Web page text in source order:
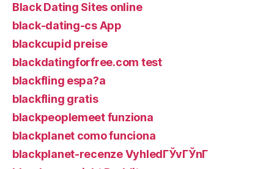
Black Dating Sites online
black-dating-cs App
blackcupid preise
blackdatingforfree.com test
blackfling espa?a
blackfling gratis
blackpeoplemeet funziona
blackplanet como funciona
blackplanet-recenze VyhledГЎvГЎnГ­